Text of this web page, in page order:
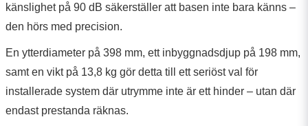
känslighet på 90 dB säkerställer att basen inte bara känns –
den hörs med precision.
En ytterdiameter på 398 mm, ett inbyggnadsdjup på 198 mm,
samt en vikt på 13,8 kg gör detta till ett seriöst val för
installerade system där utrymme inte är ett hinder – utan där
endast prestanda räknas.